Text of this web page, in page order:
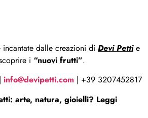
dalle creazioni di Devi Pettie
i “nuovi frutti”.
| info@devipetti.com | +39 3207452817
arte, natura, gioielli? Leggi